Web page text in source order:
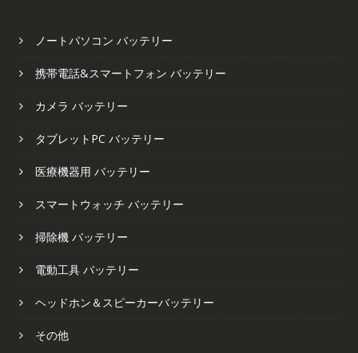
ノートパソコン バッテリー
携帯電話&スマートフォン バッテリー
カメラ バッテリー
タブレットPC バッテリー
医療機器用 バッテリー
スマートウォッチ バッテリー
掃除機 バッテリー
電動工具 バッテリー
ヘッドホン＆スピーカーバッテリー
その他